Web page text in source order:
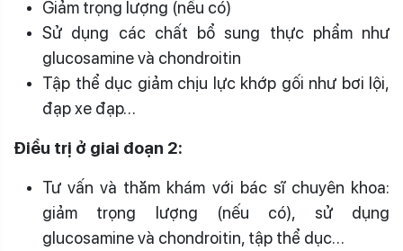
Giảm trọng lượng (nếu có)
Sử dụng các chất bổ sung thực phẩm như
glucosamine và chondroitin
Tập thể dục giảm chịu lực khớp gối như bơi lội,
đạp xe đạp…
Điều trị ở giai đoạn 2:
Tư vấn và thăm khám với bác sĩ chuyên khoa:
giảm trọng lượng (nếu có), sử dụng
glucosamine và chondroitin, tập thể dục…